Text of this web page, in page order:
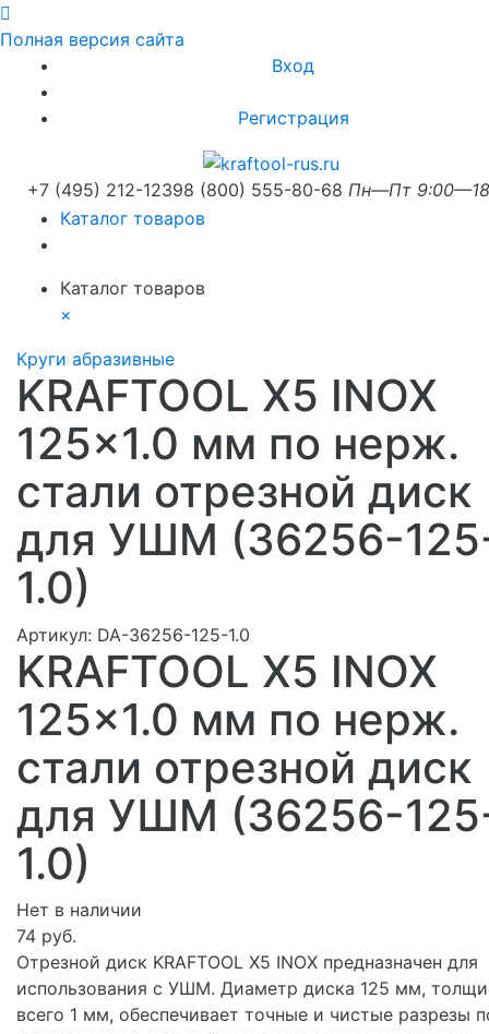
Полная версия сайта
Вход
Регистрация
+7 (495) 212-12398 (800) 555-80-68 Пн—Пт
Каталог товаров
Каталог товаров
×
Круги абразивные
KRAFTOOL X5 INOX
125x1.0 мм по нерж.
стали отрезной диск
для УШМ (36256-
1.0)
Артикул: DA-36256-125-1.0
KRAFTOOL X5 INOX
125x1.0 мм по нерж.
стали отрезной диск
для УШМ (36256-
1.0)
Нет в наличии
74 руб.
Отрезной диск KRAFTOOL X5 INOX предназначен для
использования с УШМ. Диаметр диска 125 мм,
всего 1 мм, обеспечивает точные и чистые разрезы